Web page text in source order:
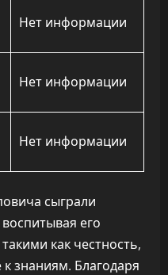
Нет информации
Нет информации
Нет информации
сыграли
его
как честность,
знаниям. Благодаря